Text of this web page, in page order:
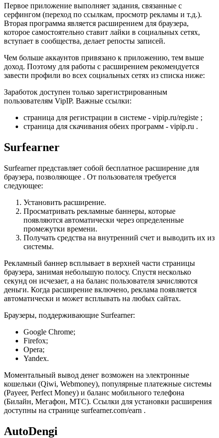
Первое приложение выполняет задания, связанные с
серфингом (переход по ссылкам, просмотр рекламы и т.д.).
Вторая программа является расширением для браузера,
которое самостоятельно ставит лайки в социальных сетях,
вступает в сообщества, делает репосты записей.
Чем больше аккаунтов привязано к приложению, тем выше
доход. Поэтому для работы с расширением рекомендуется
завести профили во всех социальных сетях из списка ниже:
Заработок доступен только зарегистрированным
пользователям VipIP. Важные ссылки:
страница для регистрации в системе - vipip.ru/registe ;
страница для скачивания обеих программ - vipip.ru .
Surfearner
Surfearner представляет собой бесплатное расширение для
браузера, позволяющее . От пользователя требуется
следующее:
Установить расширение.
Просматривать рекламные баннеры, которые
появляются автоматически через определенные
промежутки времени.
Получать средства на внутренний счет и выводить их из
системы.
Рекламный баннер всплывает в верхней части страницы
браузера, занимая небольшую полосу. Спустя несколько
секунд он исчезает, а на баланс пользователя зачисляются
деньги. Когда расширение включено, реклама появляется
автоматически и может всплывать на любых сайтах.
Браузеры, поддерживающие Surfearner:
Google Chrome;
Firefox;
Opera;
Yandex.
Моментальный вывод денег возможен на электронные
кошельки (Qiwi, Webmoney), популярные платежные системы
(Payeer, Perfect Money) и баланс мобильного телефона
(Билайн, Мегафон, МТС). Ссылки для установки расширения
доступны на странице surfearner.com/earn .
AutoDengi